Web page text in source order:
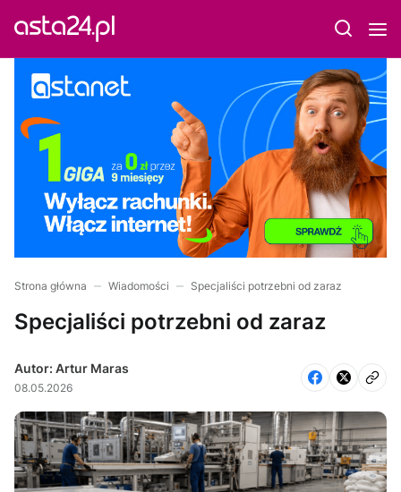
Strona główna Wiadomości Specjaliści potrzebni od zaraz
Specjaliści potrzebni od zaraz
Autor: Artur Maras
08.05.2026